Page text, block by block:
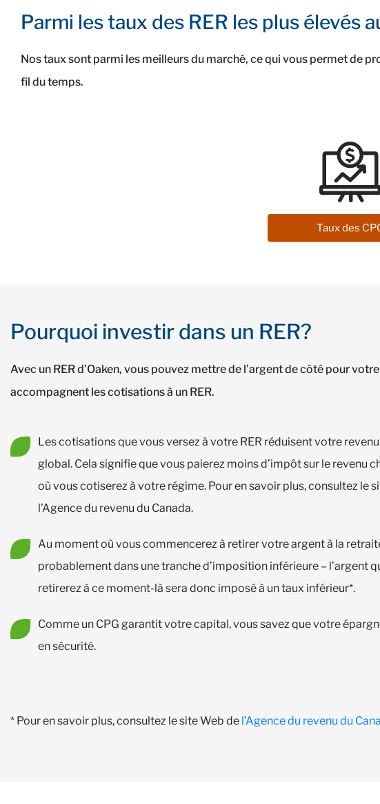
Parmi les taux des RER les plus élevés
Nos taux sont parmi les meilleurs du marché, ce qui vous permet de
fil du temps.
Taux des
Pourquoi investir dans un RER?
Avec un RER d’Oaken, vous pouvez mettre de l’argent de côté pour
accompagnent les cotisations à un RER.
Les cotisations que vous versez à votre RER réduisent votre
global. Cela signifie que vous paierez moins d’impôt sur le revenu
où vous cotiserez à votre régime. Pour en savoir plus, consultez le
l’Agence du revenu du Canada.
Au moment où vous commencerez à retirer votre argent à la
probablement dans une tranche d’imposition inférieure – l’argent
retirerez à ce moment-là sera donc imposé à un taux inférieur*.
Comme un CPG garantit votre capital, vous savez que votre
en sécurité.
* Pour en savoir plus, consultez le site Web de l’Agence du revenu du